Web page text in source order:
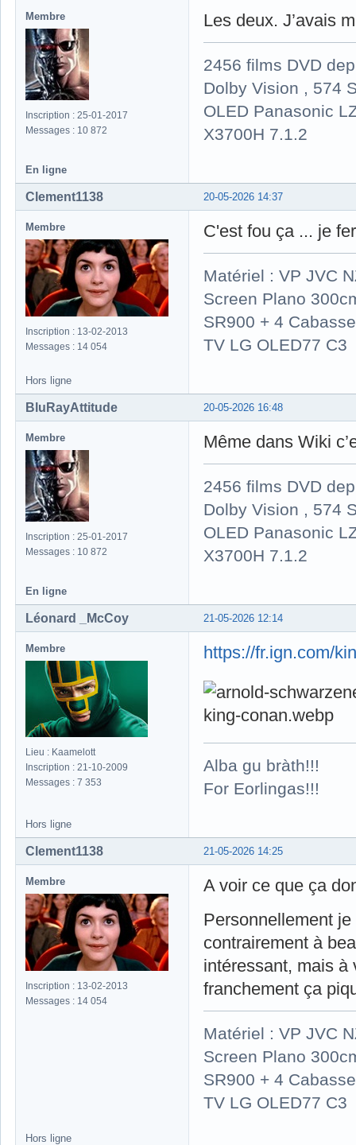
Membre
Inscription : 25-01-2017
Messages : 10 872
Les deux. J’avais
2456 films DVD
Dolby Vision , 574
OLED Panasonic
X3700H 7.1.2
En ligne
20-05-2026 14:37
Clement1138
Membre
Inscription : 13-02-2013
Messages : 14 054
C'est fou ça ... je
Matériel : VP JVC
Screen Plano
SR900 + 4
TV LG OLED77 C3
Hors ligne
20-05-2026 16:48
BluRayAttitude
Membre
Inscription : 25-01-2017
Messages : 10 872
Même dans Wiki
2456 films DVD
Dolby Vision , 574
OLED Panasonic
X3700H 7.1.2
En ligne
21-05-2026 12:14
Léonard _McCoy
Membre
Lieu : Kaamelott
Inscription : 21-10-2009
Messages : 7 353
https://fr.ign.com/
Alba gu bràth!!!
For Eorlingas!!!
Hors ligne
21-05-2026 14:25
Clement1138
Membre
Inscription : 13-02-2013
Messages : 14 054
A voir ce que ça
Personnellement
contrairement à
intéressant, mais à
franchement ça
Matériel : VP JVC
Screen Plano
SR900 + 4
TV LG OLED77 C3
Hors ligne